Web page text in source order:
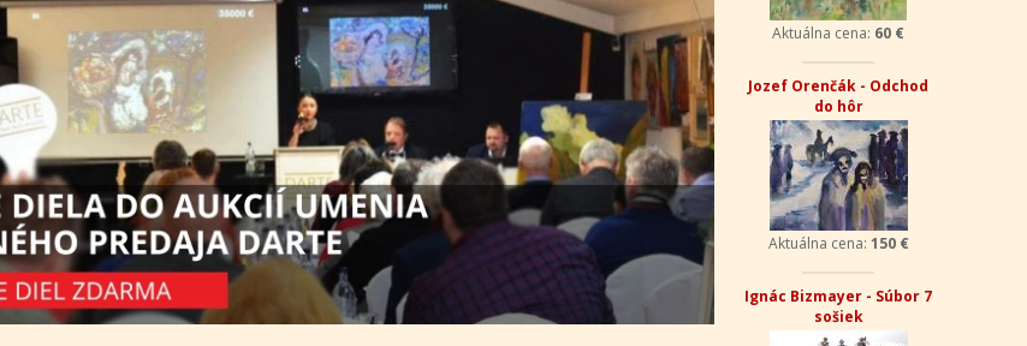
Aktuálna cena: 60 €
Jozef Orenčák - Odchod
do hôr
Aktuálna cena: 150 €
Ignác Bizmayer - Súbor 7
sošiek